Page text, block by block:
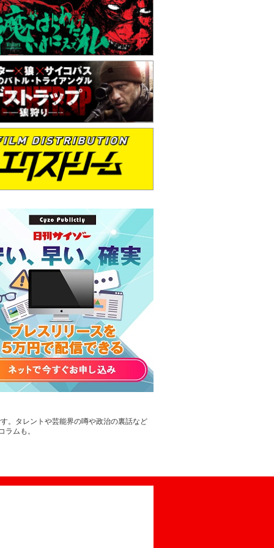
。タレントや芸能界の噂や政治の裏話など
ムも。